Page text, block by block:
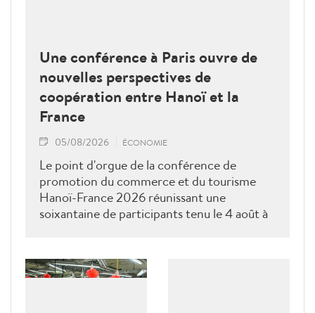
Une conférence à Paris ouvre de
nouvelles perspectives de
coopération entre Hanoï et la
France
05/08/2026 ÉCONOMIE
Le point d'orgue de la conférence de
promotion du commerce et du tourisme
Hanoï-France 2026 réunissant une
soixantaine de participants tenu le 4 août à
les entreprises ainsi que les associations
françaises.